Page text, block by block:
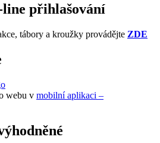
line přihlašování
tábory a kroužky provádějte ZDE
webu v mobilní aplikaci –